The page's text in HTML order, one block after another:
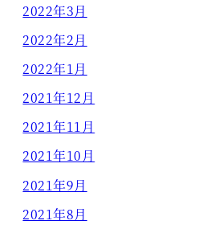
2022年3月
2022年2月
2022年1月
2021年12月
2021年11月
2021年10月
2021年9月
2021年8月